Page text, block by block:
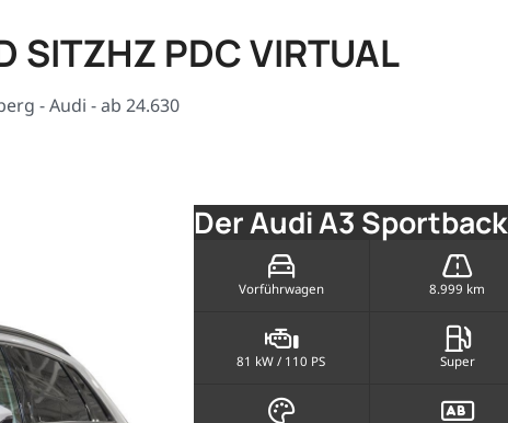
SITZHZ PDC VIRTUAL
- Audi - ab 24.630
Der Audi A3 Sportback
Vorführwagen 8.999 km
81 kW / 110 PS Super